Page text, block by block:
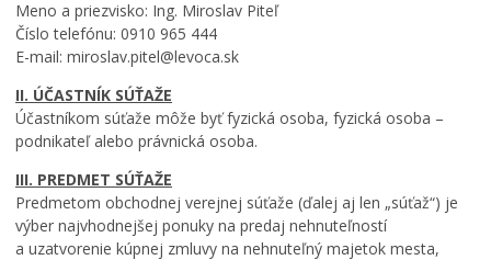
Meno a priezvisko: Ing. Miroslav Piteľ
Číslo telefónu: 0910 965 444
E-mail: miroslav.pitel@levoca.sk
II. ÚČASTNÍK SÚŤAŽE
Účastníkom súťaže môže byť fyzická osoba, fyzická osoba –
podnikateľ alebo právnická osoba.
III. PREDMET SÚŤAŽE
Predmetom obchodnej verejnej súťaže (ďalej aj len „súťaž“) je
výber najvhodnejšej ponuky na predaj nehnuteľností
a uzatvorenie kúpnej zmluvy na nehnuteľný majetok mesta,